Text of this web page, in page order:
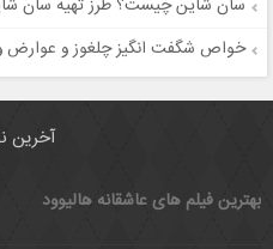
سان شاین چیست؟ طرز تهیه سان
خواص شگفت انگیز چلغوز و عوارض
آخرین
بهترین فیلم های عاشقانه هالیوود